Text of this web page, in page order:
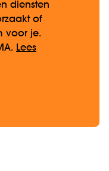
diensten
of
voor je.
Lees